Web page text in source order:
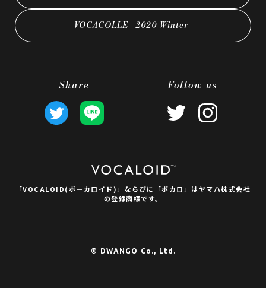
VOCACOLLE -2020 Winter-
Share Follow us
「VOCALOID(ボーカロイド)」ならびに
「ボカロ」はヤマハ株式会社
の登録商標です。
© DWANGO Co., Ltd.